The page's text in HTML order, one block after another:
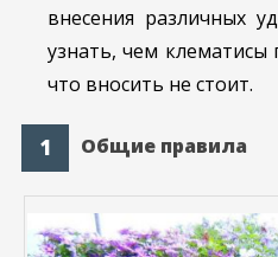
внесения различных
узнать, чем
что вносить не стоит.
Общие правила